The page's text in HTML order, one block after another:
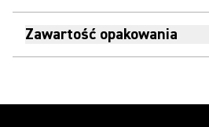
Zawartość opakowania